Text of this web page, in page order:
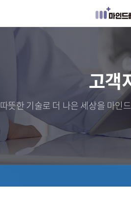
고객
따뜻한 기술로 더 나은 세상을 마인